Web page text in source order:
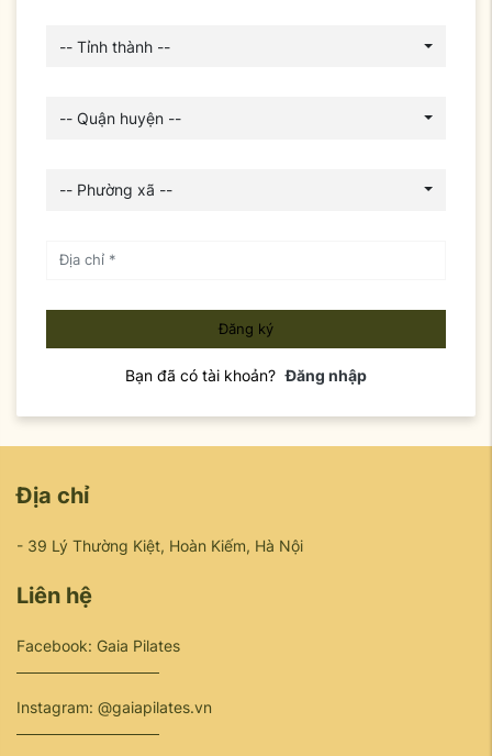
-- Tỉnh thành --
-- Quận huyện --
-- Phường xã --
Đăng ký
Bạn đã có tài khoản? Đăng nhập
Địa chỉ
- 39 Lý Thường Kiệt, Hoàn Kiếm, Hà Nội
Liên hệ
Facebook: Gaia Pilates
Instagram: @gaiapilates.vn